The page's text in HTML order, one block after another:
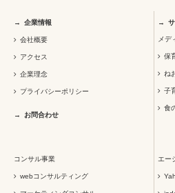
企業情報
会社概要
アクセス
企業理念
プライバシーポリシー
お問合わせ
メデ
保
ね
子
食
コンサル事業
webコンサルティング
エー